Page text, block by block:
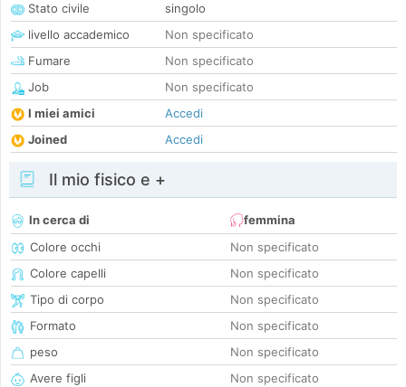
Stato civile
singolo
livello accademico
Non specificato
Fumare
Non specificato
Job
Non specificato
I miei amici
Accedi
Joined
Accedi
Il mio fisico e +
In cerca di
femmina
Colore occhi
Non specificato
Colore capelli
Non specificato
Tipo di corpo
Non specificato
Formato
Non specificato
peso
Non specificato
Avere figli
Non specificato